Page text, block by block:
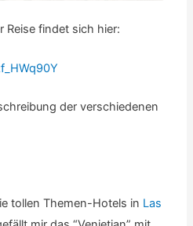
Reise findet sich hier:
der verschiedenen
tollen Themen-Hotels in Las